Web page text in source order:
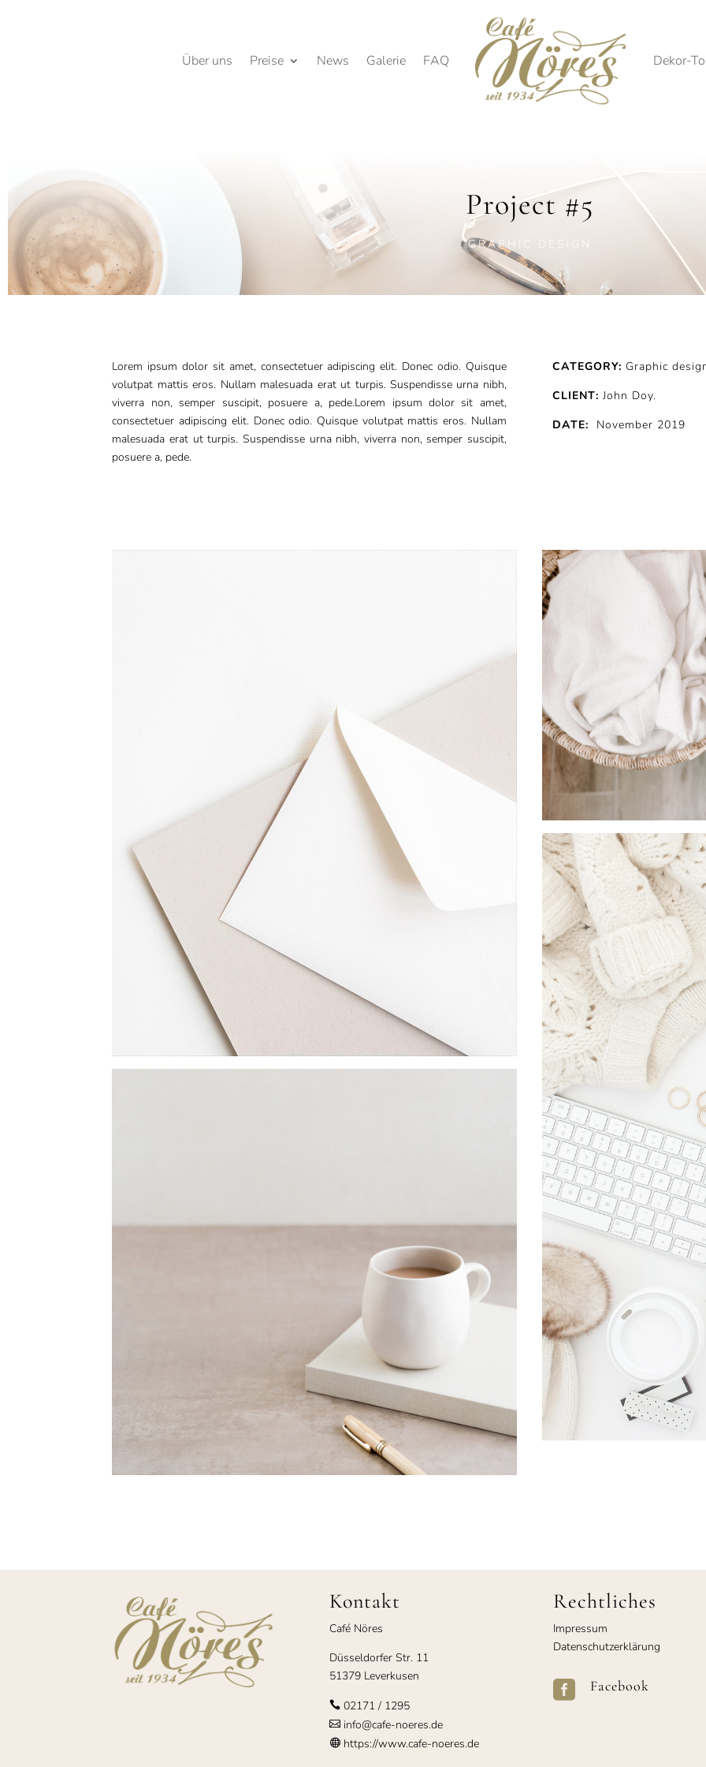
Über uns Preise News Galerie FAQ Dekor-
Project #5
GRAPHIC DESIGN
Lorem ipsum dolor sit amet, consectetuer adipiscing elit. Donec odio. Quisque
volutpat mattis eros. Nullam malesuada erat ut turpis. Suspendisse urna nibh,
viverra non, semper suscipit, posuere a, pede.Lorem ipsum dolor sit amet,
consectetuer adipiscing elit. Donec odio. Quisque volutpat mattis eros. Nullam
malesuada erat ut turpis. Suspendisse urna nibh, viverra non, semper suscipit,
posuere a, pede.
CATEGORY: Graphic
CLIENT: John Doy.
DATE: November 2019
Kontakt
Café Nöres
Düsseldorfer Str. 11
51379 Leverkusen
 02171 / 1295
info@cafe-noeres.de
https://www.cafe-noeres.de
Rechtliches
Impressum
Datenschutzerklärung
 Facebook